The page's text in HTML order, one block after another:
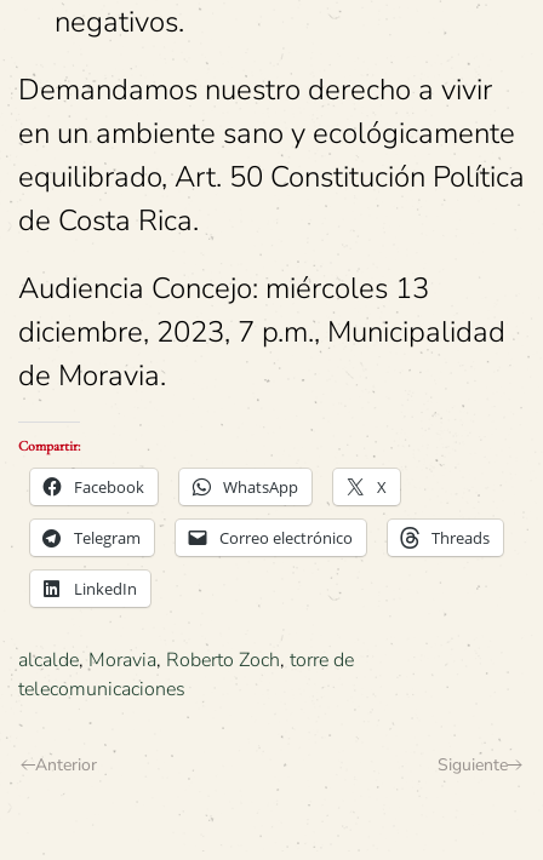
negativos.
Demandamos nuestro derecho a vivir
en un ambiente sano y ecológicamente
equilibrado, Art. 50 Constitución Política
de Costa Rica.
Audiencia Concejo: miércoles 13
diciembre, 2023, 7 p.m., Municipalidad
de Moravia.
Compartir:
Facebook WhatsApp X
Telegram Correo electrónico Threads
LinkedIn
alcalde, Moravia, Roberto Zoch, torre de
telecomunicaciones
Anterior Siguiente